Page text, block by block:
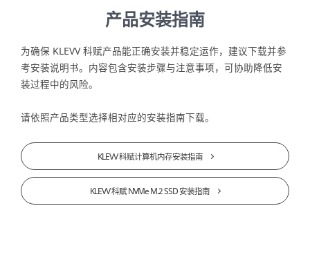
产品安装指南
为确保 KLEVV 科赋产品能正确安装并稳定运作，建议下载并参
考安装说明书。内容包含安装步骤与注意事项，可协助降低安
装过程中的风险。
请依照产品类型选择相对应的安装指南下载。
KLEVV 科赋计算机内存安装指南
KLEVV 科赋 NVMe M.2 SSD 安装指南